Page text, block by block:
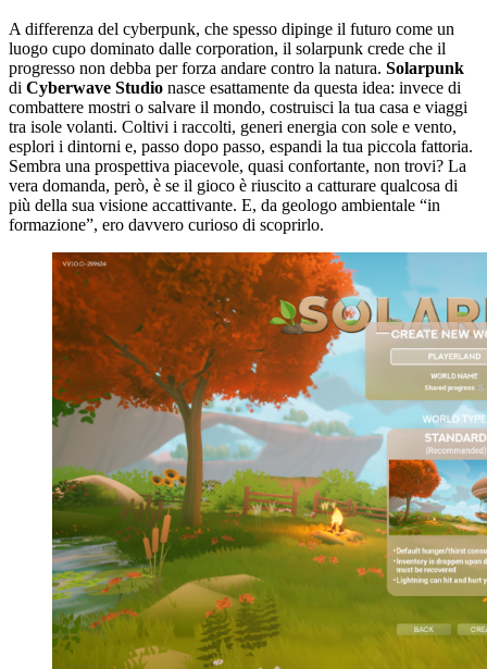
A differenza del cyberpunk, che spesso dipinge il futuro come un
luogo cupo dominato dalle corporation, il solarpunk crede che il
progresso non debba per forza andare contro la natura. Solarpunk
di Cyberwave Studio nasce esattamente da questa idea: invece di
combattere mostri o salvare il mondo, costruisci la tua casa e viaggi
tra isole volanti. Coltivi i raccolti, generi energia con sole e vento,
esplori i dintorni e, passo dopo passo, espandi la tua piccola fattoria.
Sembra una prospettiva piacevole, quasi confortante, non trovi? La
vera domanda, però, è se il gioco è riuscito a catturare qualcosa di
più della sua visione accattivante. E, da geologo ambientale “in
formazione”, ero davvero curioso di scoprirlo.